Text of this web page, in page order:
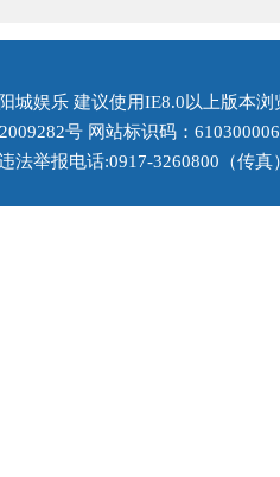
城娱乐 建议使用IE8.0以上版本
号 网站标识码：
法举报电话:0917-3260800（传真